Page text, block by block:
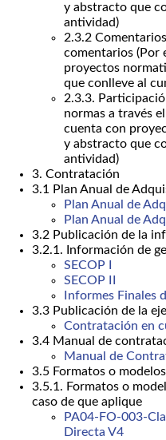
y abstracto que
antividad)
2.3.2
comentarios (Por
proyectos
que conlleve al
2.3.3.
normas a través
cuenta con
y abstracto que
antividad)
3. Contratación
3.1 Plan Anual de
Plan Anual de
Plan Anual de
3.2 Publicación de la
3.2.1. Información de
SECOP I
SECOP II
Informes Finales
3.3 Publicación de la
Contratación en
3.4 Manual de
Manual de
3.5 Formatos o
3.5.1. Formatos o
caso de que aplique
PA04-FO-003-
Directa V4